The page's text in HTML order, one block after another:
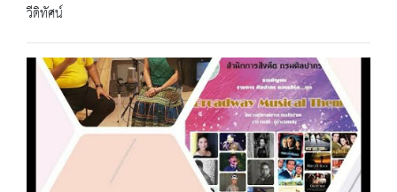
วีดิทัศน์